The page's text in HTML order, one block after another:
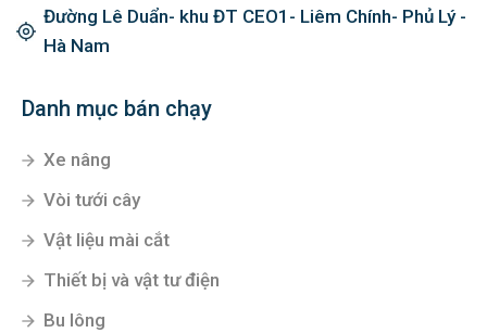
Đường Lê Duẩn- khu ĐT CEO1- Liêm Chính- Phủ Lý -
Hà Nam
Danh mục bán chạy
Xe nâng
Vòi tưới cây
Vật liệu mài cắt
Thiết bị và vật tư điện
Bu lông